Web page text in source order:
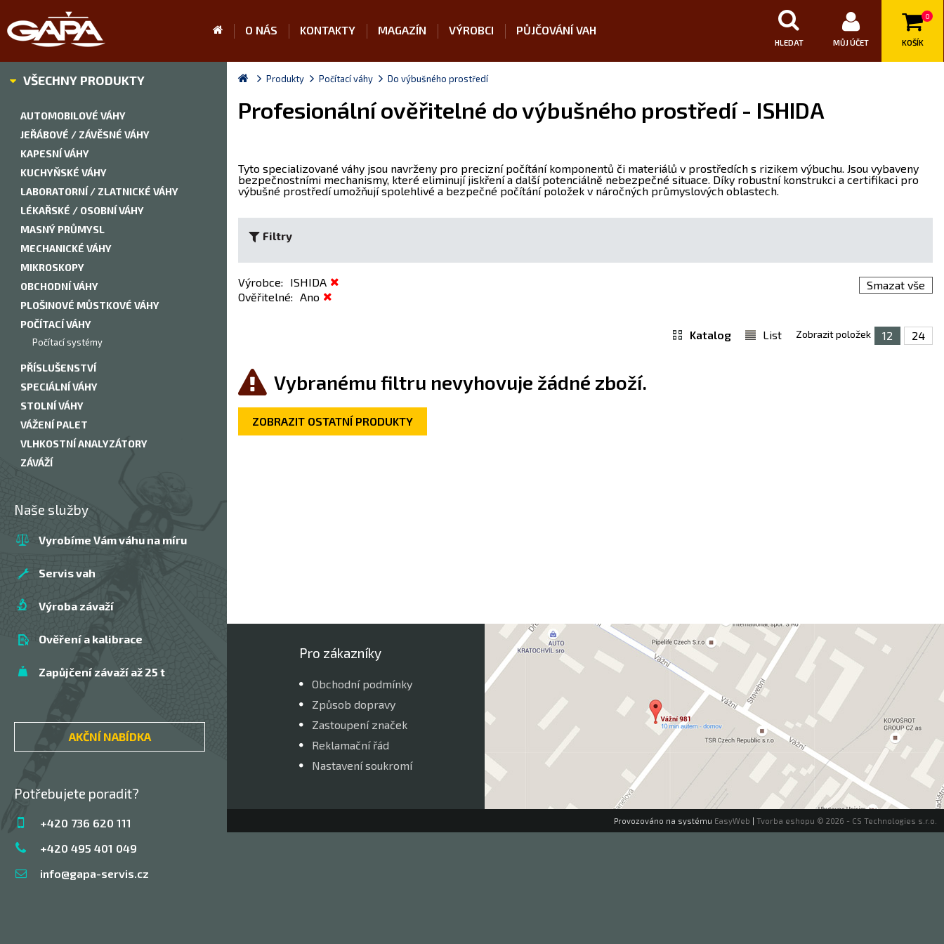
O NÁS KONTAKTY MAGAZÍN VÝROBCI PŮJČOVÁNÍ VAH
HLEDAT MŮJ ÚČET
0
KOŠÍK
VŠECHNY PRODUKTY
AUTOMOBILOVÉ VÁHY
JEŘÁBOVÉ / ZÁVĚSNÉ VÁHY
KAPESNÍ VÁHY
KUCHYŇSKÉ VÁHY
LABORATORNÍ / ZLATNICKÉ VÁHY
LÉKAŘSKÉ / OSOBNÍ VÁHY
MASNÝ PRŮMYSL
MECHANICKÉ VÁHY
MIKROSKOPY
OBCHODNÍ VÁHY
PLOŠINOVÉ MŮSTKOVÉ VÁHY
POČÍTACÍ VÁHY
Počítací systémy
PŘÍSLUŠENSTVÍ
SPECIÁLNÍ VÁHY
STOLNÍ VÁHY
VÁŽENÍ PALET
VLHKOSTNÍ ANALYZÁTORY
ZÁVÁŽÍ
Naše služby
Vyrobíme Vám váhu na míru
Servis vah
Výroba závaží
Ověření a kalibrace
Zapůjčení závaží až 25 t
AKČNÍ NABÍDKA
Potřebujete poradit?
+420 736 620 111
+420 495 401 049
info@gapa-servis.cz
Produkty Počítací váhy Do výbušného prostředí
Profesionální ověřitelné do výbušného prostředí - ISHIDA
Tyto specializované váhy jsou navrženy pro precizní počítání komponentů či materiálů v prostředích s rizikem výbuchu. Jsou vybaveny
bezpečnostními mechanismy, které eliminují jiskření a další potenciálně nebezpečné situace. Díky robustní konstrukci a certifikaci pro
výbušné prostředí umožňují spolehlivé a bezpečné počítání položek v náročných průmyslových oblastech.
Filtry
Výrobce:
ISHIDA
Ověřitelné: Ano
Smazat vše
Katalog List Zobrazit položek 12 24
Vybranému filtru nevyhovuje žádné zboží.
ZOBRAZIT OSTATNÍ PRODUKTY
Pro zákazníky
Obchodní podmínky
Způsob dopravy
Zastoupení značek
Reklamační řád
Nastavení soukromí
Provozováno na systému EasyWeb Tvorba eshopu © 2026 - CS Technologies s.r.o.